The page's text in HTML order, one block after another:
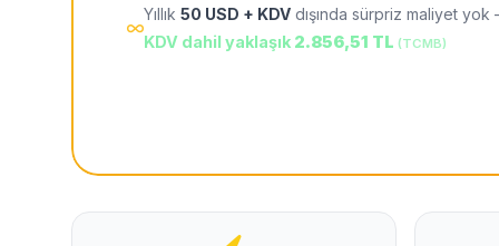
Yıllık 50 USD + KDV dışında sürpriz maliyet
KDV dahil yaklaşık 2.856,51 TL (TCMB)